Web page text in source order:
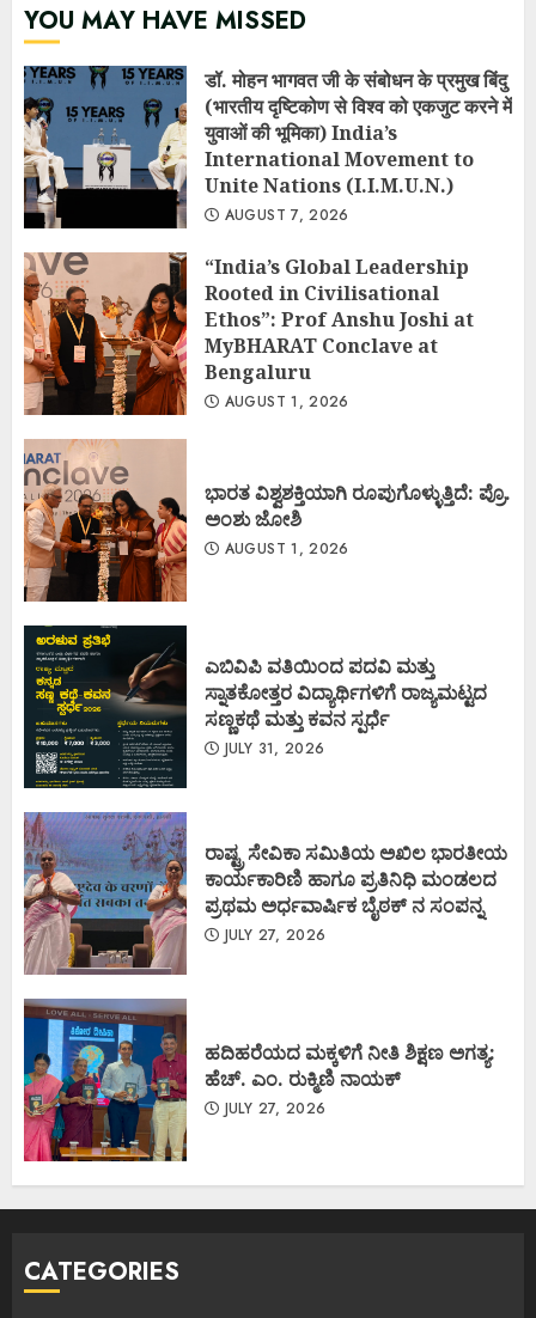
YOU MAY HAVE MISSED
डॉ. मोहन भागवत जी के संबोधन के प्रमुख बिंदु
(भारतीय दृष्टिकोण से विश्व को एकजुट करने में
युवाओं की भूमिका) India’s
International Movement to
Unite Nations (I.I.M.U.N.)
AUGUST 7, 2026
“India’s Global Leadership
Rooted in Civilisational
Ethos”: Prof Anshu Joshi at
MyBHARAT Conclave at
Bengaluru
AUGUST 1, 2026
ಭಾರತ ವಿಶ್ವಶಕ್ತಿಯಾಗಿ ರೂಪುಗೊಳ್ಳುತ್ತಿದೆ: ಪ್ರೊ.
ಅಂಶು ಜೋಶಿ
AUGUST 1, 2026
ಎಬಿವಿಪಿ ವತಿಯಿಂದ ಪದವಿ ಮತ್ತು
ಸ್ನಾತಕೋತ್ತರ ವಿದ್ಯಾರ್ಥಿಗಳಿಗೆ ರಾಜ್ಯಮಟ್ಟದ
ಸಣ್ಣಕಥೆ ಮತ್ತು ಕವನ ಸ್ಪರ್ಧೆ
JULY 31, 2026
ರಾಷ್ಟ್ರ ಸೇವಿಕಾ ಸಮಿತಿಯ ಅಖಿಲ ಭಾರತೀಯ
ಕಾರ್ಯಕಾರಿಣಿ ಹಾಗೂ ಪ್ರತಿನಿಧಿ ಮಂಡಲದ
ಪ್ರಥಮ ಅರ್ಧವಾರ್ಷಿಕ ಬೈಠಕ್ ನ ಸಂಪನ್ನ
JULY 27, 2026
ಹದಿಹರೆಯದ ಮಕ್ಕಳಿಗೆ ನೀತಿ ಶಿಕ್ಷಣ ಅಗತ್ಯ:
ಹೆಚ್. ಎಂ. ರುಕ್ಮಿಣಿ ನಾಯಕ್
JULY 27, 2026
CATEGORIES